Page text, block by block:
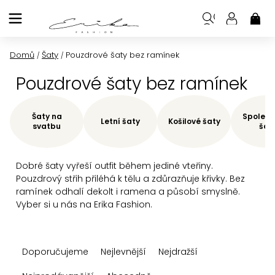
na
Domů / Šaty / Pouzdrové šaty bez ramínek
Pouzdrové šaty bez ramínek
Dobré šaty vyřeší outfit během jediné vteřiny.
Pouzdrový střih přiléhá k tělu a zdůrazňuje křivky. Bez
ramínek odhalí dekolt i ramena a působí smyslně.
Vyber si u nás na Erika Fashion.
Šaty na
svatbu
Letní šaty Košilové šaty
aDoporučujeme Nejlevnější
Nejdražší